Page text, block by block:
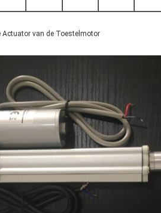
Actuator van de Toestelmotor